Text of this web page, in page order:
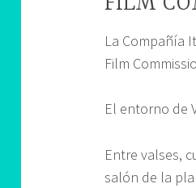
La Compañía
Film
El entorno de
Entre valses,
salón de la